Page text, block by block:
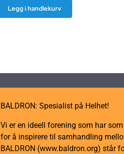
Legg i handlekurv
BALDRON: Spesialist på Helhet!
Vi er en ideell forening som har
for å inspirere til samhandling
BALDRON (www.baldron.org) står